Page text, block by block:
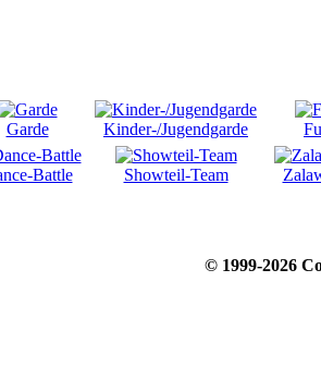
Garde Kinder-/Jugendgarde
Battle Showteil-Team
© 1999-2026